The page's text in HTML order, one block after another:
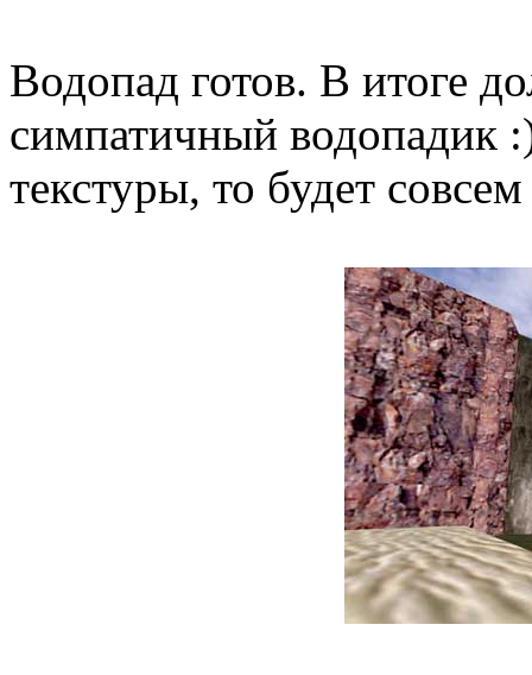
Водопад готов. В итоге
симпатичный водопадик
текстуры, то будет